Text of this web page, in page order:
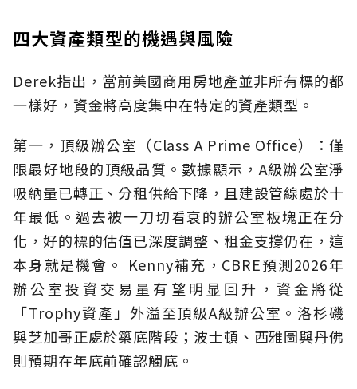
四大資產類型的機遇與風險
Derek指出，當前美國商用房地產並非所有標的都
一樣好，資金將高度集中在特定的資產類型。
第一，頂級辦公室（Class A Prime Office）：僅
限最好地段的頂級品質。數據顯示，A級辦公室淨
吸納量已轉正、分租供給下降，且建設管線處於十
年最低。過去被一刀切看衰的辦公室板塊正在分
化，好的標的估值已深度調整、租金支撐仍在，這
本身就是機會。 Kenny補充，CBRE預測2026年
辦公室投資交易量有望明显回升，資金將從
「Trophy資產」外溢至頂級A級辦公室。洛杉磯
與芝加哥正處於築底階段；波士頓、西雅圖與丹佛
則預期在年底前確認觸底。